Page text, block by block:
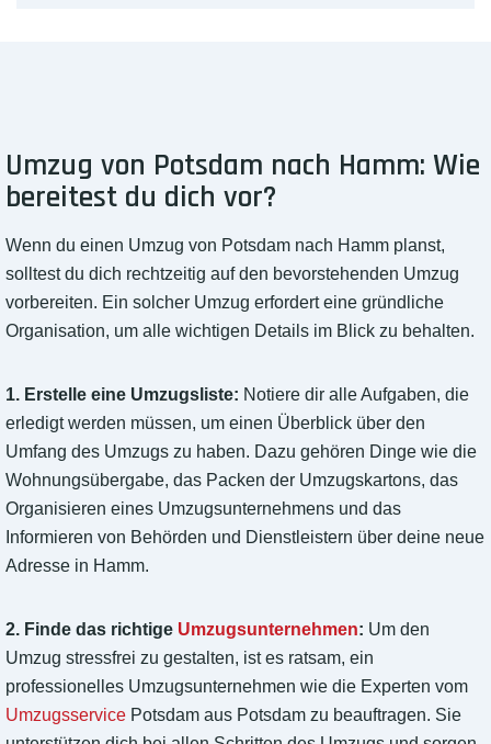
Umzug von Potsdam nach Hamm: Wie
bereitest du dich vor?
Wenn du einen Umzug von Potsdam nach Hamm planst,
solltest du dich rechtzeitig auf den bevorstehenden Umzug
vorbereiten. Ein solcher Umzug erfordert eine gründliche
Organisation, um alle wichtigen Details im Blick zu behalten.
1. Erstelle eine Umzugsliste: Notiere dir alle Aufgaben, die
erledigt werden müssen, um einen Überblick über den
Umfang des Umzugs zu haben. Dazu gehören Dinge wie die
Wohnungsübergabe, das Packen der Umzugskartons, das
Organisieren eines Umzugsunternehmens und das
Informieren von Behörden und Dienstleistern über deine neue
Adresse in Hamm.
2. Finde das richtige Umzugsunternehmen: Um den
Umzug stressfrei zu gestalten, ist es ratsam, ein
professionelles Umzugsunternehmen wie die Experten vom
Umzugsservice Potsdam aus Potsdam zu beauftragen. Sie